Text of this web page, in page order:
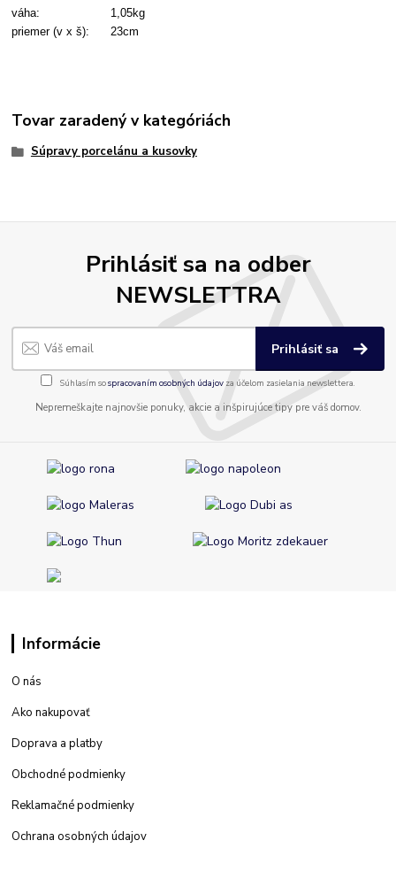
váha: 1,05kg
priemer (v x š): 23cm
Tovar zaradený v kategóriách
Súpravy porcelánu a kusovky
Prihlásiť sa na odber
NEWSLETTRA
Prihlásiť sa
Súhlasím sospracovaním osobných údajov za účelom zasielania newslettera.
Nepremeškajte najnovšie ponuky, akcie a inšpirujúce tipy pre váš domov.
Informácie
O nás
Ako nakupovať
Doprava a platby
Obchodné podmienky
Reklamačné podmienky
Ochrana osobných údajov